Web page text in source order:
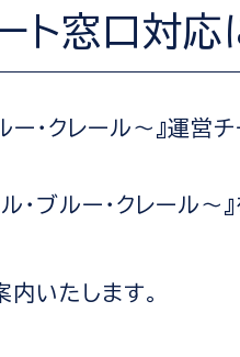
ト窓口対応
クレール～』運営チ
ルー・クレール～
いたします。